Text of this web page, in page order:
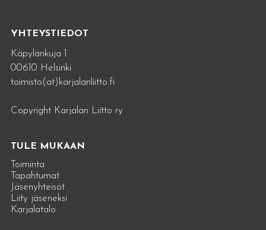
YHTEYSTIEDOT
Käpylänkuja 1
00610 Helsinki
toimisto(at)karjalanliitto.fi
Copyright Karjalan Liitto ry
TULE MUKAAN
Toiminta
Tapahtumat
Jäsenyhteisöt
Liity jäseneksi
Karjalatalo